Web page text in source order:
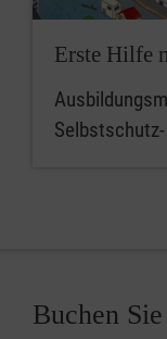
Erste Hilfe
Buchen